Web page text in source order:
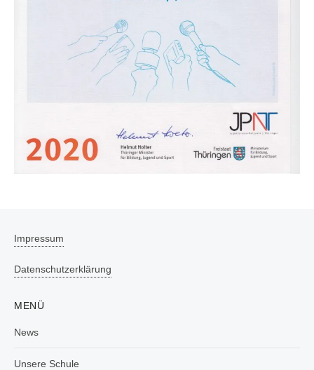
Impressum
Datenschutzerklärung
MENÜ
News
Unsere Schule